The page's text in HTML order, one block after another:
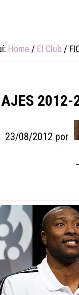
Home / El Club /
2012-
23/08/2012 por